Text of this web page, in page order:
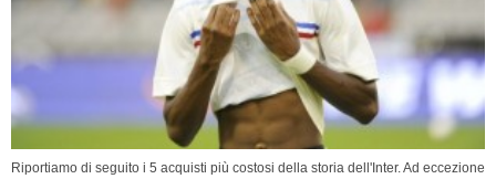
Riportiamo di seguito i 5 acquisti più costosi della storia dell'Inter. Ad eccezione